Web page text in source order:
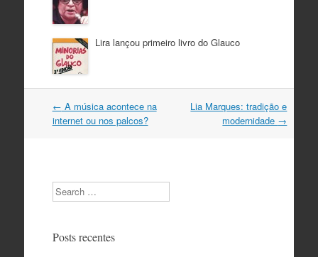
Lira lançou primeiro livro do Glauco
Navegação
do
← A música acontece na
internet ou nos palcos?
Lia Marques: tradição e
modernidade →
Search
Posts recentes